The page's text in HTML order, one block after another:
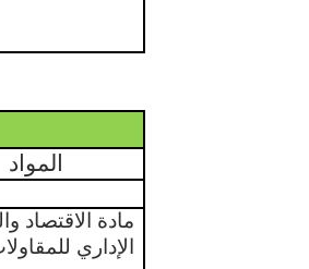
المواد
مادة الاقتصاد
الإداري